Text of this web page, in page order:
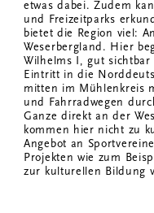
etwas dabei. Zudem
und Freizeitparks
bietet die Region viel:
Weserbergland. Hier
Wilhelms I, gut sichtbar
Eintritt in die
mitten im Mühlenkreis
und Fahrradwegen
Ganze direkt an der
kommen hier nicht zu
Angebot an
Projekten wie zum
zur kulturellen Bildung